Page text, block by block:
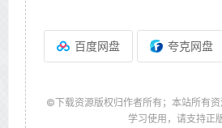
百度网盘 夸克网盘
©下载资源版权归作者所有；本站所有
学习使用，请支持正版